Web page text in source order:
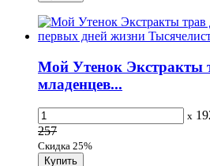
Мой Утенок Экстракты
младенцев...
x
257
Скидка 25%